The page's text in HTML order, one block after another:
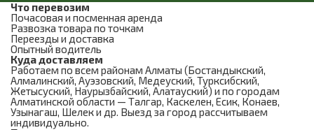
Что перевозим
Почасовая и посменная аренда
Развозка товара по точкам
Переезды и доставка
Опытный водитель
Куда доставляем
Работаем по всем районам Алматы (Бостандыкский,
Алмалинский, Ауэзовский, Медеуский, Турксибский,
Жетысуский, Наурызбайский, Алатауский) и по городам
Алматинской области — Талгар, Каскелен, Есик, Конаев,
Узынагаш, Шелек и др. Выезд за город рассчитываем
индивидуально.